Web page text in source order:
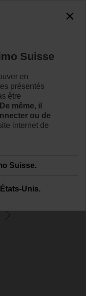
sont disponibles
de répondre aux
Suisse
en
présentés
être
De même, il
ou de
internet de
Suisse.
Unis.